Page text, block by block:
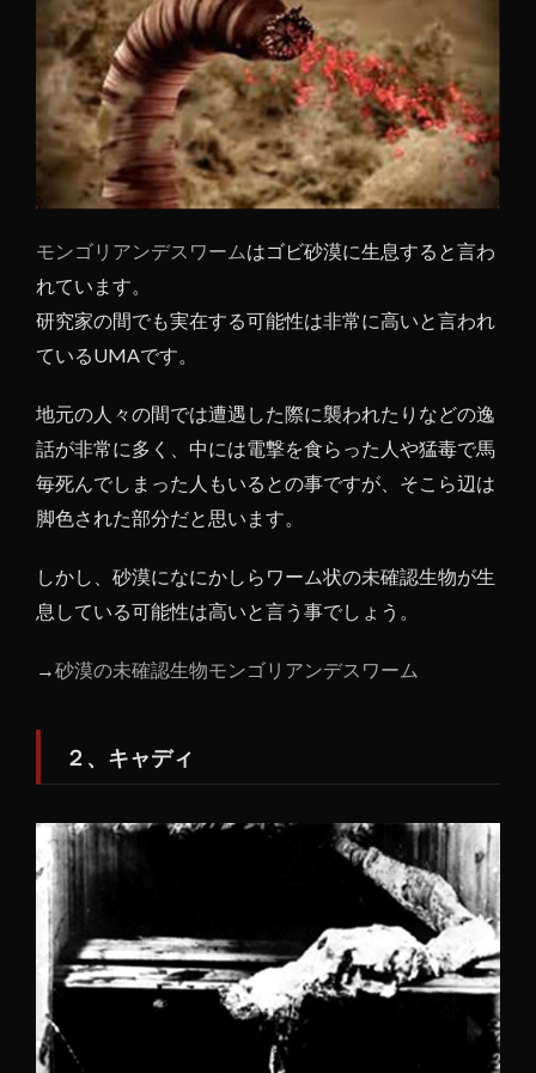
４、
オゴ
ポゴ
1.5
５、
ナウ
エリ
1.6
６、
ロー
ペン
７、
スカ
エイ
プ
サン
ラゴ
９、
シー
1.10
モンゴリアンデスワームはゴビ砂漠に生息すると言わ
れています。
研究家の間でも実在する可能性は非常に高いと言われ
ているUMAです。
地元の人々の間では遭遇した際に襲われたりなどの逸
話が非常に多く、中には電撃を食らった人や猛毒で馬
毎死んでしまった人もいるとの事ですが、そこら辺は
脚色された部分だと思います。
しかし、砂漠になにかしらワーム状の未確認生物が生
息している可能性は高いと言う事でしょう。
→砂漠の未確認生物モンゴリアンデスワーム
２、キャディ